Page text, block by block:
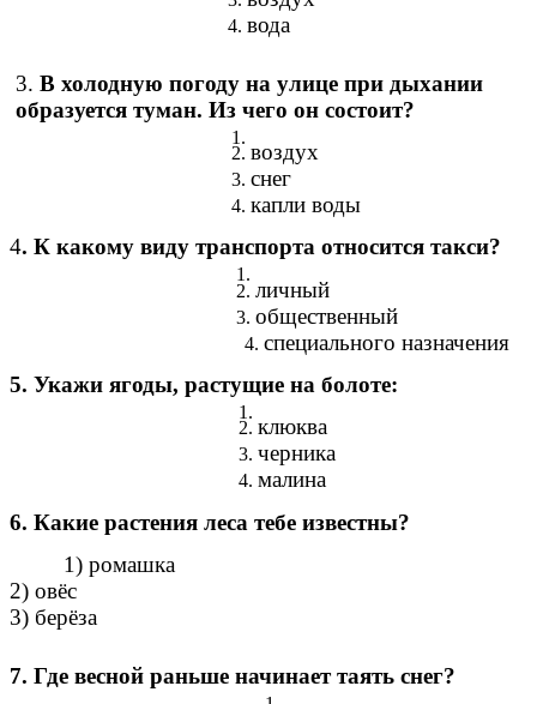
вода
3.В холодную погоду на улице при дыхании
образуется туман. Из чего он состоит?
воздух
снег
капли воды
4. К какому виду транспорта относится такси?
личный
общественный
специального назначения
5. Укажи ягоды, растущие на болоте:
клюква
черника
малина
6. Какие растения леса тебе известны?
1) ромашка
2) овёс
3) берёза
7. Где весной раньше начинает таять снег?